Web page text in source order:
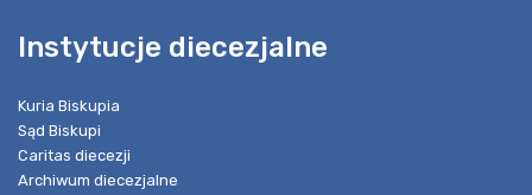
Instytucje diecezjalne
Kuria Biskupia
Sąd Biskupi
Caritas diecezji
Archiwum diecezjalne